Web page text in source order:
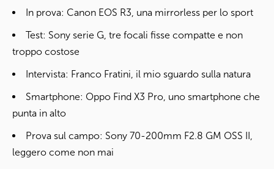
In prova: Canon EOS R3, una mirrorless per lo sport
Test: Sony serie G, tre focali fisse compatte e non
troppo costose
Intervista: Franco Fratini, il mio sguardo sulla natura
Smartphone: Oppo Find X3 Pro, uno smartphone che
punta in alto
Prova sul campo: Sony 70-200mm F2.8 GM OSS II,
leggero come non mai